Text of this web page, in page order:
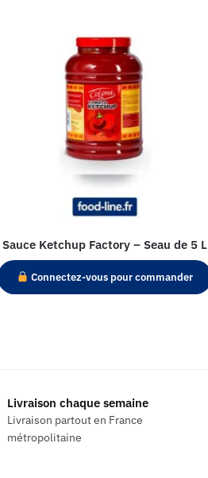
Sauce Ketchup Factory – Seau de 5 L
Connectez-vous pour commander
Livraison chaque semaine
Livraison partout en France
métropolitaine